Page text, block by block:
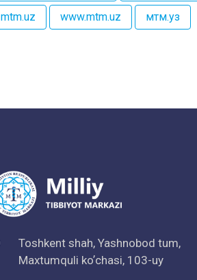
mtm.uz www.mtm.uz мтм.уз
Toshkent shah, Yashnobod tum,
Maxtumquli koʼchasi, 103-uy